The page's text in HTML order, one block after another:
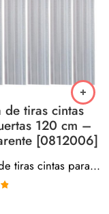
de tiras cintas
120 cm –
[0812006]
Cortina de tiras cintas para puertas 120 cm – Transparente [0812006]